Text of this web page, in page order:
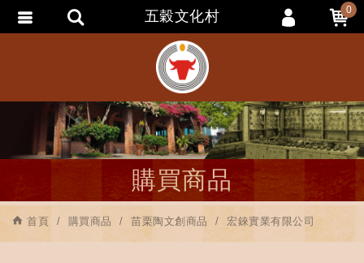
購買商品
首頁 購買商品 苗栗陶文創商品 宏錸實業有限公司
五穀文化村 0
會員登入
會員註冊
忘記密碼
訂單查詢
追蹤清單
匯款通知